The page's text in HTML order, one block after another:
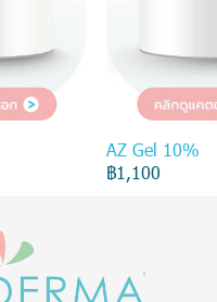
AZ Gel 10%
฿1,100